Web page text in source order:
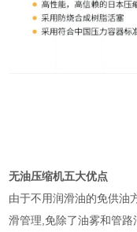
无油压缩机五大优点
由于不用润滑油的免供油
滑管理,免除了油雾和管路